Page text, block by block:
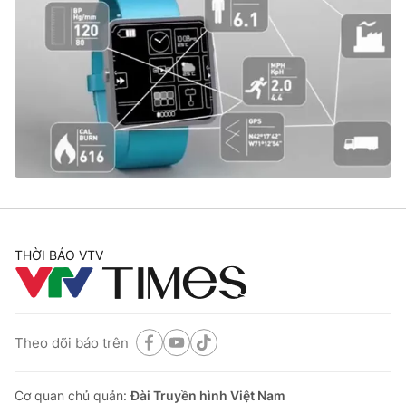
VTV Sức khoẻ Bất động sản
Thị trường 24h Tấm lòng Việt
VTV4 Vươn mình bằng AI
Liên hệ tòa soạn
THỜI BÁO VTV
THỜI BÁO VTV
Theo dõi báo trên
Cơ quan chủ quản:Đài Truyền hình Việt Nam